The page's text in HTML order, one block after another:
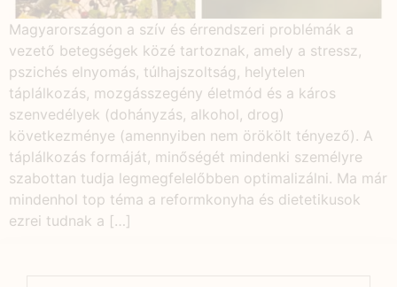
Magyarországon a szív és érrendszeri problémák a
vezető betegségek közé tartoznak, amely a stressz,
pszichés elnyomás, túlhajszoltság, helytelen
táplálkozás, mozgásszegény életmód és a káros
szenvedélyek (dohányzás, alkohol, drog)
következménye (amennyiben nem örökölt tényező). A
táplálkozás formáját, minőségét mindenki személyre
szabottan tudja legmegfelelőbben optimalizálni. Ma már
mindenhol top téma a reformkonyha és dietetikusok
ezrei tudnak a […]